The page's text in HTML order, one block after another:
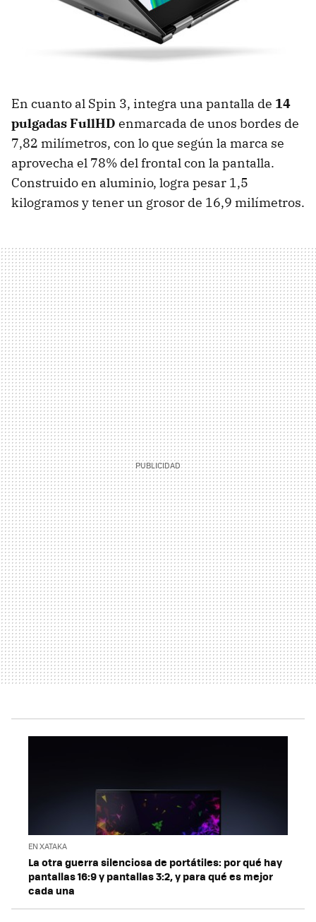
En cuanto al Spin 3, integra una pantalla de 14
pulgadas FullHD enmarcada de unos bordes de
7,82 milímetros, con lo que según la marca se
aprovecha el 78% del frontal con la pantalla.
Construido en aluminio, logra pesar 1,5
kilogramos y tener un grosor de 16,9 milímetros.
EN XATAKA
La otra guerra silenciosa de portátiles: por qué hay
pantallas 16:9 y pantallas 3:2, y para qué es mejor
cada una